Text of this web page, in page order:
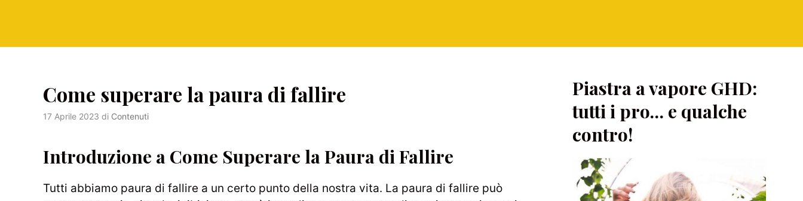
Come superare la paura di fallire
17 Aprile 2023 di Contenuti
Introduzione a Come Superare la Paura di Fallire
Tutti abbiamo paura di fallire a un certo punto della nostra vita. La paura di fallire può
Piastra a vapore GHD:
tutti i pro… e qualche
contro!